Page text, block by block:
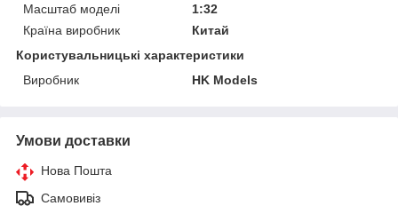
Масштаб моделі
1:32
Країна виробник
Китай
Користувальницькі характеристики
Виробник
HK Models
Умови доставки
Нова Пошта
Самовивіз